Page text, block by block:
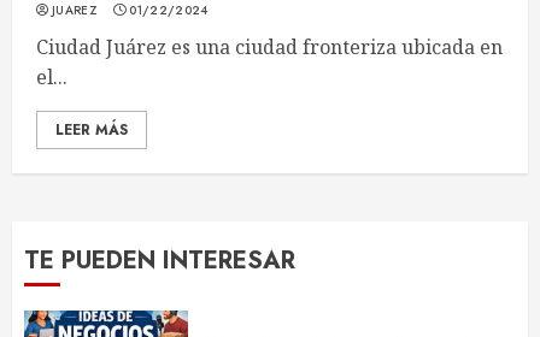
JUAREZ 01/22/2024
Ciudad Juárez es una ciudad fronteriza ubicada en
el...
LEER MÁS
TE PUEDEN INTERESAR